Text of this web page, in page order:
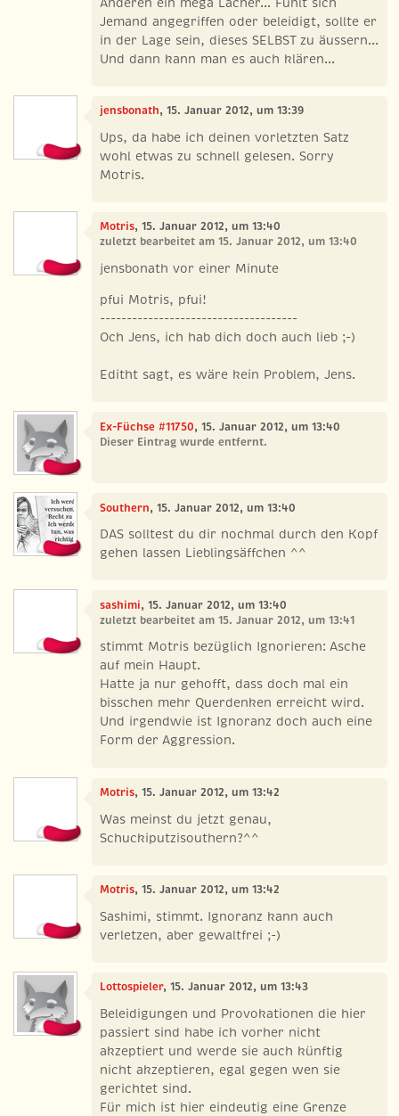
Jemand angegriffen oder beleidigt, sollte er
in der Lage sein, dieses SELBST zu äussern...
Und dann kann man es auch klären...
jensbonath, 15. Januar 2012, um 13:39
Ups, da habe ich deinen vorletzten Satz
wohl etwas zu schnell gelesen. Sorry
Motris.
Motris, 15. Januar 2012, um 13:40
zuletzt bearbeitet am 15. Januar 2012, um 13:40
jensbonath vor einer Minute
pfui Motris, pfui!
-------------------------------------
Och Jens, ich hab dich doch auch lieb ;-)
Editht sagt, es wäre kein Problem, Jens.
Ex-Füchse #11750, 15. Januar 2012, um 13:40
Dieser Eintrag wurde entfernt.
Southern, 15. Januar 2012, um 13:40
DAS solltest du dir nochmal durch den Kopf
gehen lassen Lieblingsäffchen ^^
sashimi, 15. Januar 2012, um 13:40
zuletzt bearbeitet am 15. Januar 2012, um 13:41
stimmt Motris bezüglich Ignorieren: Asche
auf mein Haupt.
Hatte ja nur gehofft, dass doch mal ein
bisschen mehr Querdenken erreicht wird.
Und irgendwie ist Ignoranz doch auch eine
Form der Aggression.
Motris, 15. Januar 2012, um 13:42
Was meinst du jetzt genau,
Schuckiputzisouthern?^^
Motris, 15. Januar 2012, um 13:42
Sashimi, stimmt. Ignoranz kann auch
verletzen, aber gewaltfrei ;-)
Lottospieler, 15. Januar 2012, um 13:43
Beleidigungen und Provokationen die hier
passiert sind habe ich vorher nicht
akzeptiert und werde sie auch künftig
nicht akzeptieren, egal gegen wen sie
gerichtet sind.
Für mich ist hier eindeutig eine Grenze